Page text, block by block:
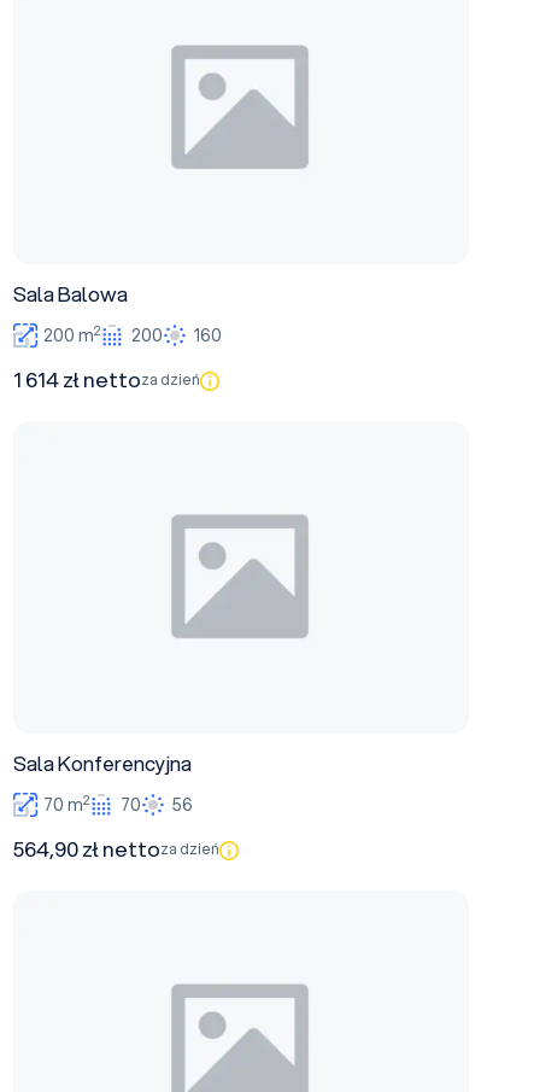
Sala Balowa
200 m2 200 160
1 614 zł nettoza dzień
Sala Konferencyjna
70 m2 70 56
564,90 zł nettoza dzień